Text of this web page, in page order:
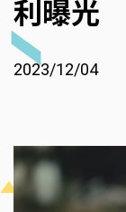
利曝光
2023/12/04